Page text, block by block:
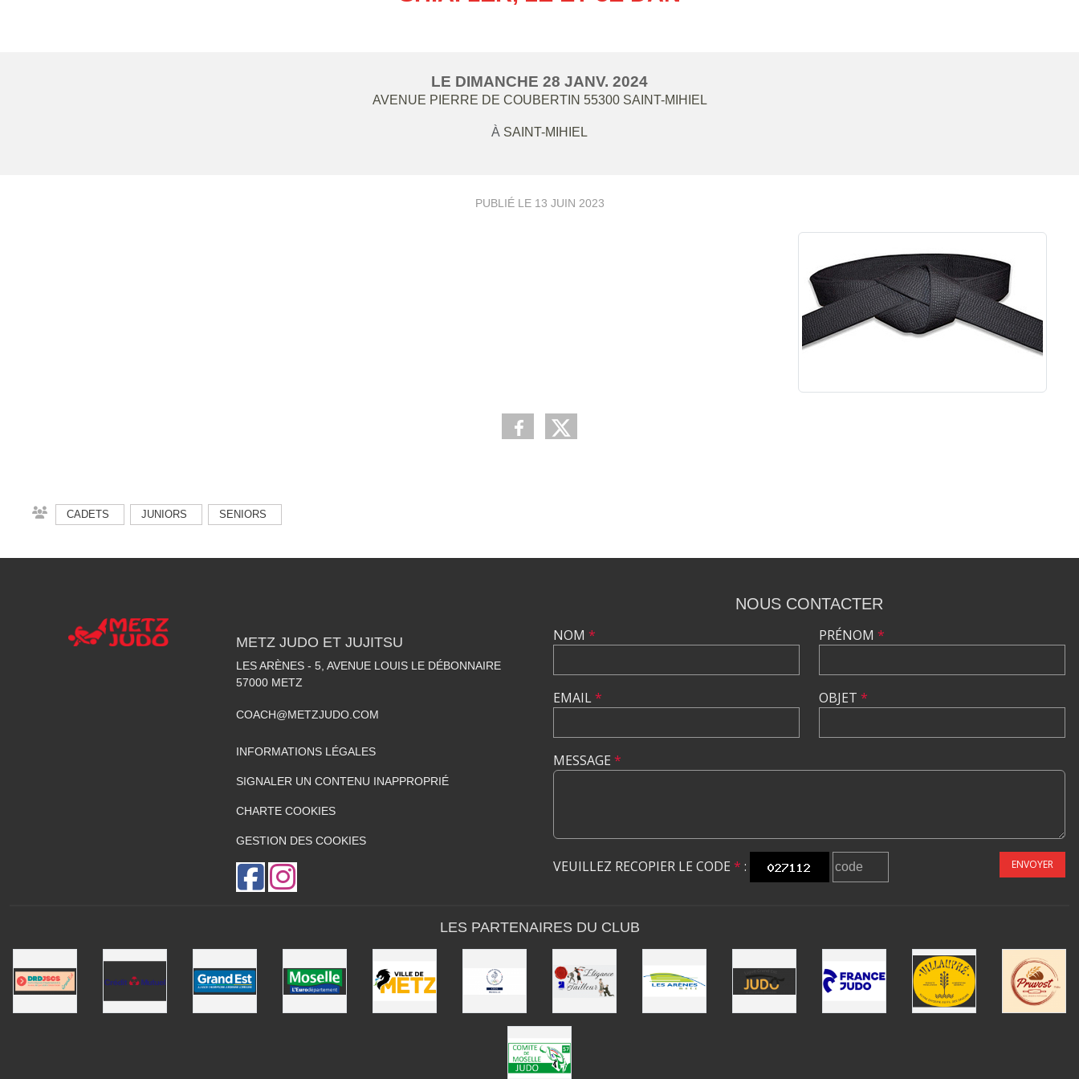
LE DIMANCHE 28 JANV. 2024
AVENUE PIERRE DE COUBERTIN 55300 SAINT-MIHIEL
À SAINT-MIHIEL
PUBLIÉ LE 13 JUIN 2023
CADETS JUNIORS SENIORS
METZ JUDO ET JUJITSU
LES ARÈNES - 5, AVENUE LOUIS LE DÉBONNAIRE
57000 METZ
COACH@METZJUDO.COM
INFORMATIONS LÉGALES
SIGNALER UN CONTENU INAPPROPRIÉ
CHARTE COOKIES
GESTION DES COOKIES
NOUS CONTACTER
NOM *
EMAIL*
PRÉNOM *
OBJET *
MESSAGE *
VEUILLEZ RECOPIER LE CODE * : ENVOYER
LES PARTENAIRES DU CLUB